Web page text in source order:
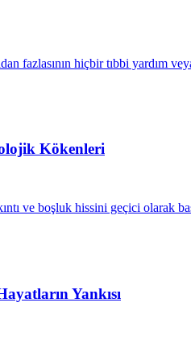
fazlasının hiçbir tıbbi yardım
Kökenleri
ve boşluk hissini geçici olarak
Yankısı